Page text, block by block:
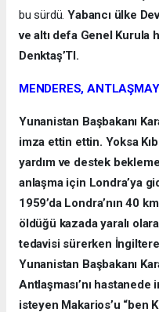
bu sürdü.Yabancı ülke
ve altı defa Genel Kurula
Denktaş’TI.
MENDERES,
Yunanistan Başbakanı
imza ettin ettin. Yoksa
yardım ve destek
anlaşma için Londra’ya
1959’da Londra’nın 40
öldüğü kazada yaralı
tedavisi sürerken
Yunanistan Başbakanı
Antlaşması’nı
isteyen Makarios’u “ben